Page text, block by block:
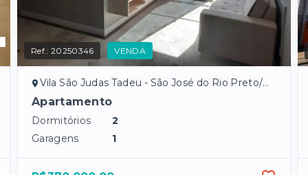
Ref.:20250346 VENDA
Vila São Judas Tadeu - São José do Rio Preto/SP
Apartamento
Dormitórios
2
Garagens
1